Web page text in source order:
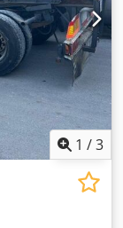
1 /3